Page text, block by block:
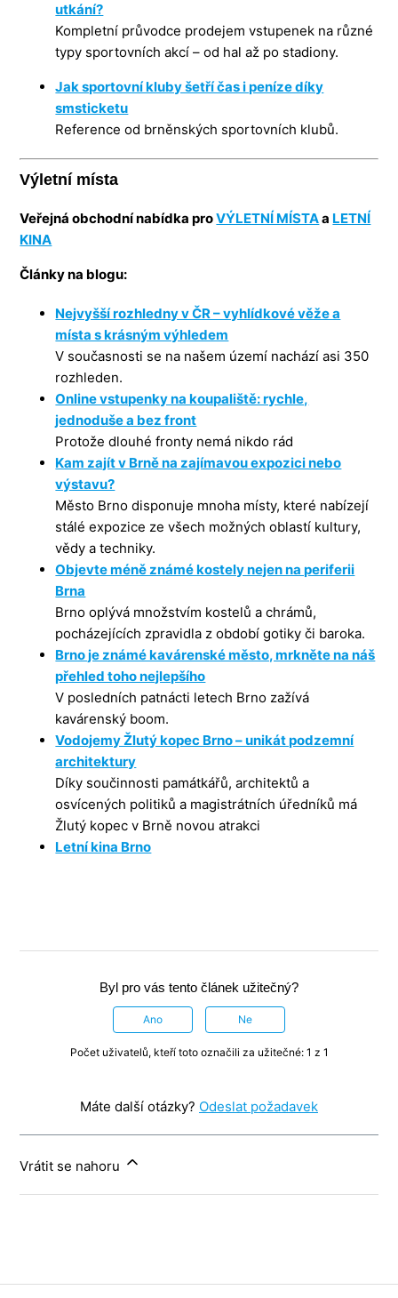
utkání?
Kompletní průvodce prodejem vstupenek na různé
typy sportovních akcí – od hal až po stadiony.
Jak sportovní kluby šetří čas i peníze díky
smsticketu
Reference od brněnských sportovních klubů.
Výletní místa
Veřejná obchodní nabídka proVÝLETNÍ MÍSTAa LETNÍ
KINA
Články na blogu:
Nejvyšší rozhledny v ČR – vyhlídkové věže a
místa s krásným výhledem
V současnosti se na našem území nachází asi 350
rozhleden.
Online vstupenky na koupaliště: rychle,
jednoduše a bez front
Protože dlouhé fronty nemá nikdo rád
Kam zajít v Brně na zajímavou expozici nebo
výstavu?
Město Brno disponuje mnoha místy, které nabízejí
stálé expozice ze všech možných oblastí kultury,
vědy a techniky.
Objevte méně známé kostely nejen na periferii
Brna
Brno oplývá množstvím kostelů a chrámů,
pocházejících zpravidla z období gotiky či baroka.
Brno je známé kavárenské město, mrkněte na náš
přehled toho nejlepšího
V posledních patnácti letech Brno zažívá
kavárenský boom.
Vodojemy Žlutý kopec Brno – unikát podzemní
architektury
Díky součinnosti památkářů, architektů a
osvícených politiků a magistrátních úředníků má
Žlutý kopec v Brně novou atrakci
Letní kina Brno
Byl pro vás tento článek užitečný?
Ano Ne
Počet uživatelů, kteří toto označili za užitečné: 1 z 1
Máte další otázky? Odeslat požadavek
Vrátit se nahoru